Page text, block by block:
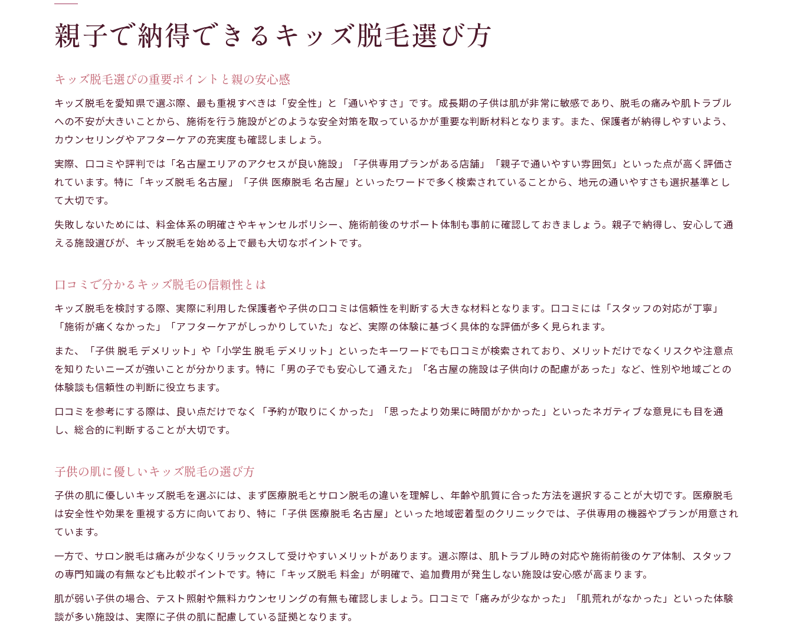
口コミで評判のキッズ脱毛は痛みが少ない？
キッズ脱毛の痛み軽減に効果的な方法とは
敏感肌でも安心なキッズ脱毛の実例紹介
小学生でも安心なキッズ脱毛の特徴
口コミが語る小学生キッズ脱毛の特徴とは
保護者視点で選ぶ小学生向けキッズ脱毛
愛知で人気のキッズ脱毛の特長まとめ
口コミで注目されるキッズ脱毛の安心感
料金やプランで選ぶキッズ脱毛のコツ
口コミで話題のキッズ脱毛料金体系とは
男の子も通いやすいキッズ脱毛の実情
口コミで分かる男の子向けキッズ脱毛事情
キッズ脱毛は男の子にも安心できる理由とは
口コミから読み解く男の子の脱毛体験談
親子で納得できるキッズ脱毛選び方
キッズ脱毛選びの重要ポイントと親の安心感
キッズ脱毛を愛知県で選ぶ際、最も重視すべきは「安全性」と「通いやすさ」です。成長期の子供は肌が非常に敏感であり、脱毛の痛みや肌トラブル
への不安が大きいことから、施術を行う施設がどのような安全対策を取っているかが重要な判断材料となります。また、保護者が納得しやすいよう、
カウンセリングやアフターケアの充実度も確認しましょう。
実際、口コミや評判では「名古屋エリアのアクセスが良い施設」「子供専用プランがある店舗」「親子で通いやすい雰囲気」といった点が高く評価さ
れています。特に「キッズ脱毛 名古屋」「子供 医療脱毛 名古屋」といったワードで多く検索されていることから、地元の通いやすさも選択基準とし
て大切です。
失敗しないためには、料金体系の明確さやキャンセルポリシー、施術前後のサポート体制も事前に確認しておきましょう。親子で納得し、安心して通
える施設選びが、キッズ脱毛を始める上で最も大切なポイントです。
口コミで分かるキッズ脱毛の信頼性とは
キッズ脱毛を検討する際、実際に利用した保護者や子供の口コミは信頼性を判断する大きな材料となります。口コミには「スタッフの対応が丁寧」
「施術が痛くなかった」「アフターケアがしっかりしていた」など、実際の体験に基づく具体的な評価が多く見られます。
また、「子供 脱毛 デメリット」や「小学生 脱毛 デメリット」といったキーワードでも口コミが検索されており、メリットだけでなくリスクや注意点
を知りたいニーズが強いことが分かります。特に「男の子でも安心して通えた」「名古屋の施設は子供向けの配慮があった」など、性別や地域ごとの
体験談も信頼性の判断に役立ちます。
口コミを参考にする際は、良い点だけでなく「予約が取りにくかった」「思ったより効果に時間がかかった」といったネガティブな意見にも目を通
し、総合的に判断することが大切です。
子供の肌に優しいキッズ脱毛の選び方
子供の肌に優しいキッズ脱毛を選ぶには、まず医療脱毛とサロン脱毛の違いを理解し、年齢や肌質に合った方法を選択することが大切です。医療脱毛
は安全性や効果を重視する方に向いており、特に「子供 医療脱毛 名古屋」といった地域密着型のクリニックでは、子供専用の機器やプランが用意され
ています。
一方で、サロン脱毛は痛みが少なくリラックスして受けやすいメリットがあります。選ぶ際は、肌トラブル時の対応や施術前後のケア体制、スタッフ
の専門知識の有無なども比較ポイントです。特に「キッズ脱毛 料金」が明確で、追加費用が発生しない施設は安心感が高まります。
肌が弱い子供の場合、テスト照射や無料カウンセリングの有無も確認しましょう。口コミで「痛みが少なかった」「肌荒れがなかった」といった体験
談が多い施設は、実際に子供の肌に配慮している証拠となります。